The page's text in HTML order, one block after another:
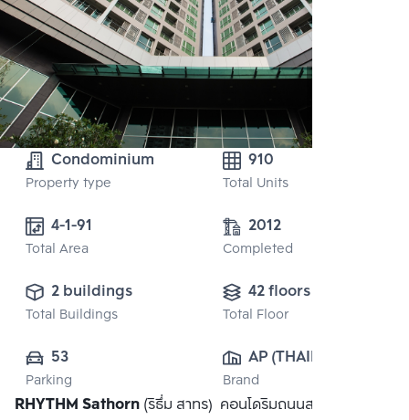
Condominium
Property type
910
Total Units
4-1-91
Total Area
2012
Completed
2 buildings
Total Buildings
42 floors
Total Floor
53
Parking
AP (THAILAND)
PUBLIC CO.,
LTD.
Brand
RHYTHM Sathorn(ริธึ่ม สาทร) คอนโดริมถนนสาทรใต้